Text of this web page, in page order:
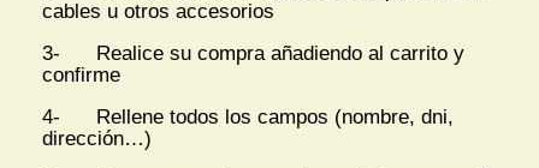
cables u otros accesorios
3- Realice su compra añadiendo al carrito y
confirme
4- Rellene todos los campos (nombre, dni,
dirección…)